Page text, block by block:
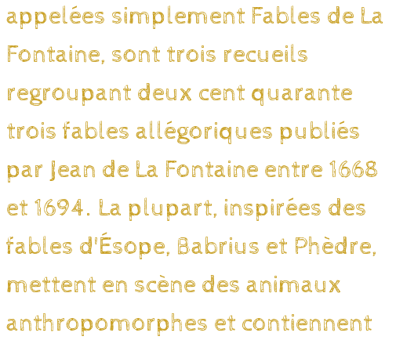
appelées simplement Fables de La
Fontaine, sont trois recueils
regroupant deux cent quarante
trois fables allégoriques publiés
par Jean de La Fontaine entre 1668
et 1694. La plupart, inspirées des
fables d'Ésope, Babrius et Phèdre,
mettent en scène des animaux
anthropomorphes et contiennent